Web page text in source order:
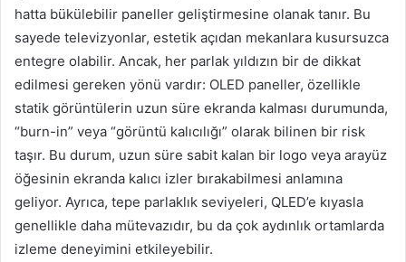
hatta bükülebilir paneller geliştirmesine olanak tanır. Bu
sayede televizyonlar, estetik açıdan mekanlara kusursuzca
entegre olabilir. Ancak, her parlak yıldızın bir de dikkat
edilmesi gereken yönü vardır: OLED paneller, özellikle
statik görüntülerin uzun süre ekranda kalması durumunda,
“burn-in” veya “görüntü kalıcılığı” olarak bilinen bir risk
taşır. Bu durum, uzun süre sabit kalan bir logo veya arayüz
öğesinin ekranda kalıcı izler bırakabilmesi anlamına
geliyor. Ayrıca, tepe parlaklık seviyeleri, QLED’e kıyasla
genellikle daha mütevazıdır, bu da çok aydınlık ortamlarda
izleme deneyimini etkileyebilir.